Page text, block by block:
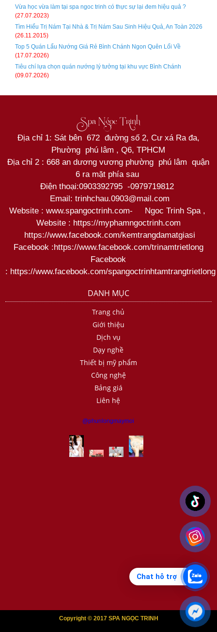
Vừa học vừa làm tại spa ngoc trinh có thực sự lại đem hiệu quả ?
(27.07.2023)
Tìm Hiểu Trị Nám Tại Nhà & Trị Nám Sau Sinh Hiệu Quả, An Toàn 2026
(26.11.2015)
Top 5 Quán Lẩu Nướng Giá Rẻ Bình Chánh Ngon Quên Lối Về
(17.07.2026)
Tiêu chí lựa chọn quán nướng lý tưởng tại khu vực Bình Chánh
(09.07.2026)
Spa Ngọc Trinh
Địa chỉ 1: Sát bên 672 đường số 2, Cư xá Ra đa,
Phường phú lâm , Q6, TPHCM
Địa chỉ 2 : 668 an dương vương phường phú lâm quận
6 ra mặt phía sau
Điện thoại:0903392795 -0979719812
Email: trinhchau.0903@mail.com
Website : www.spangoctrinh.com- Ngoc Trinh Spa ,
Website : https://myphamngoctrinh.com
https://www.facebook.com/kemtrangdamatgiasi
Facebook :https://www.facebook.com/trinamtrietlong
Facebook
: https://www.facebook.com/spangoctrinhtamtrangtrietlong
DANH MỤC
Trang chủ
Giới thiệu
Dịch vụ
Dạy nghề
Thiết bị mỹ phẩm
Công nghệ
Bảng giá
Liên hệ
@phunlongmaymoi
Copyright © 2017 SPA NGỌC TRINH
Chat hỗ trợ